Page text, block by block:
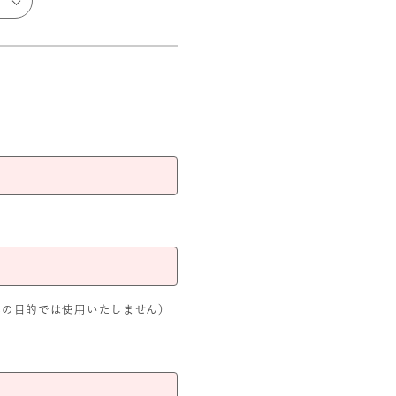
目的では使用いたしません）